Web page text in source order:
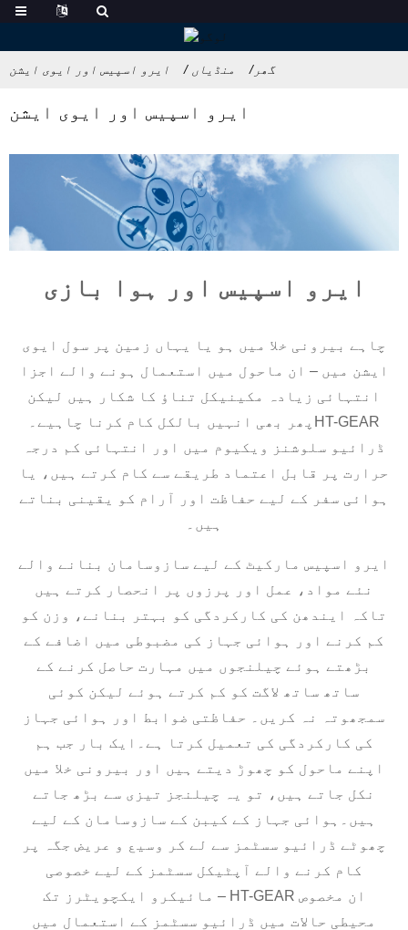
گھر منڈیاں ایرو اسپیس اور ایوی ایشن
ایرو اسپیس اور ایوی ایشن
ایرو اسپیس اور ہوا بازی
چاہے بیرونی خلا میں ہو یا یہاں زمین پر سول ایوی
ایشن میں – ان ماحول میں استعمال ہونے والے اجزا
انتہائی زیادہ مکینیکل تناؤ کا شکار ہیں لیکن
پھر بھی انہیں بالکل کام کرنا چاہیے۔HT-GEAR
ڈرائیو سلوشنز ویکیوم میں اور انتہائی کم درجہ
حرارت پر قابل اعتماد طریقے سے کام کرتے ہیں، یا
ہوائی سفر کے لیے حفاظت اور آرام کو یقینی بناتے
ہیں۔
ایرو اسپیس مارکیٹ کے لیے سازوسامان بنانے والے
نئے مواد، عمل اور پرزوں پر انحصار کرتے ہیں
تاکہ ایندھن کی کارکردگی کو بہتر بنانے، وزن کو
کم کرنے اور ہوائی جہاز کی مضبوطی میں اضافے کے
بڑھتے ہوئے چیلنجوں میں مہارت حاصل کرنے کے
ساتھ ساتھ لاگت کو کم کرتے ہوئے لیکن کوئی
سمجھوتہ نہ کریں۔ حفاظتی ضوابط اور ہوائی جہاز
کی کارکردگی کی تعمیل کرتا ہے۔ایک بار جب ہم
اپنے ماحول کو چھوڑ دیتے ہیں اور بیرونی خلا میں
نکل جاتے ہیں، تو یہ چیلنجز تیزی سے بڑھ جاتے
ہیں۔ہوائی جہاز کے کیبن کے سازوسامان کے لیے
چھوٹے ڈرائیو سسٹمز سے لے کر وسیع و عریض جگہ پر
کام کرنے والے آپٹیکل سسٹمز کے لیے خصوصی
مائیکرو ایکچویٹرز تک – HT-GEAR ان مخصوص
محیطی حالات میں ڈرائیو سسٹمز کے استعمال میں